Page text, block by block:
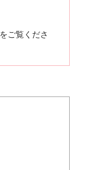
をご覧くださ